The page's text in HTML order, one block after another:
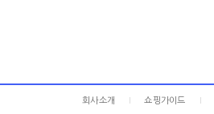
회사소개 쇼핑가이드